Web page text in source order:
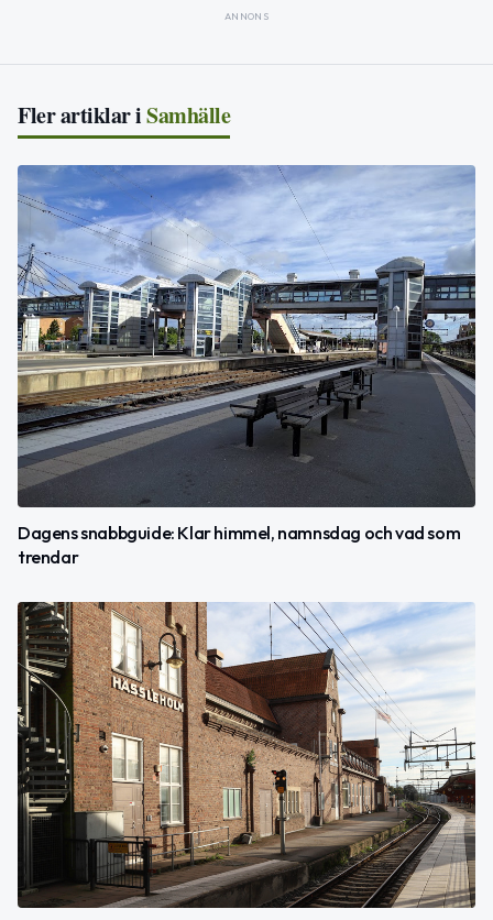
ANNONS
Fler artiklar iSamhälle
Dagens snabbguide: Klar himmel, namnsdag och vad som
trendar